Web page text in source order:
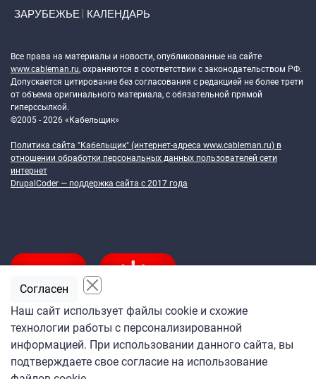
ЗАРУБЕЖЬЕ КАЛЕНДАРЬ
Все права на материалы и новости, опубликованные на сайте
www.cableman.ru, охраняются в соответствии с законодательством РФ.
Допускается цитирование без согласования с редакцией не более трети
от объема оригинального материала, с обязательной прямой
гиперссылкой.
©2005 - 2026 «Кабельщик»
Политика сайта "Кабельщик" (интернет-адреса www.cableman.ru) в
отношении обработки персональных данных пользователей сети
интернет
DrupalCoder — поддержка сайта c 2017 года
Подпишитесь
на ежедневную рассылку
«Кабельщика»
Наш сайт использует файлы cookie и схожие
технологии работы с персонализированной
информацией. При использовании данного сайта, вы
подтверждаете свое согласие на использование
Согласен